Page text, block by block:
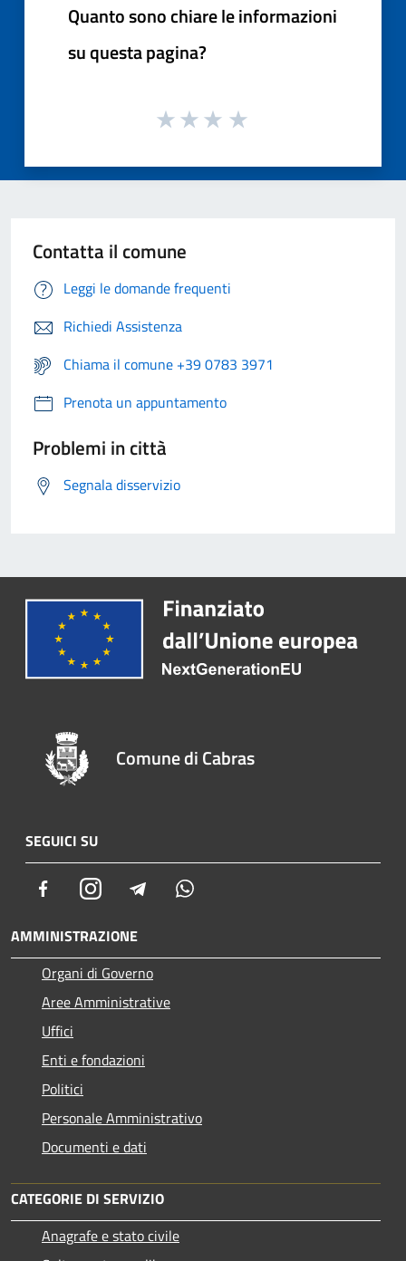
Quanto sono chiare le informazioni
su questa pagina?
Contatta il comune
Leggi le domande frequenti
Richiedi Assistenza
Chiama il comune +39 0783 3971
Prenota un appuntamento
Problemi in città
Segnala disservizio
Comune di Cabras
SEGUICI SU
FacebookInstagram Telegram
AMMINISTRAZIONE
Organi di Governo
Aree Amministrative
Uffici
Enti e fondazioni
Politici
Personale Amministrativo
Documenti e dati
CATEGORIE DI SERVIZIO
Anagrafe e stato civile